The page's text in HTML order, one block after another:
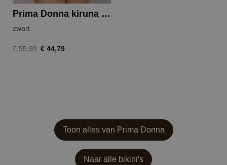
Prima Donna kiruna bikini tailleslip
zwart
€ 55,99 € 44,79
Toon alles van Prima Donna
Naar alle bikini's